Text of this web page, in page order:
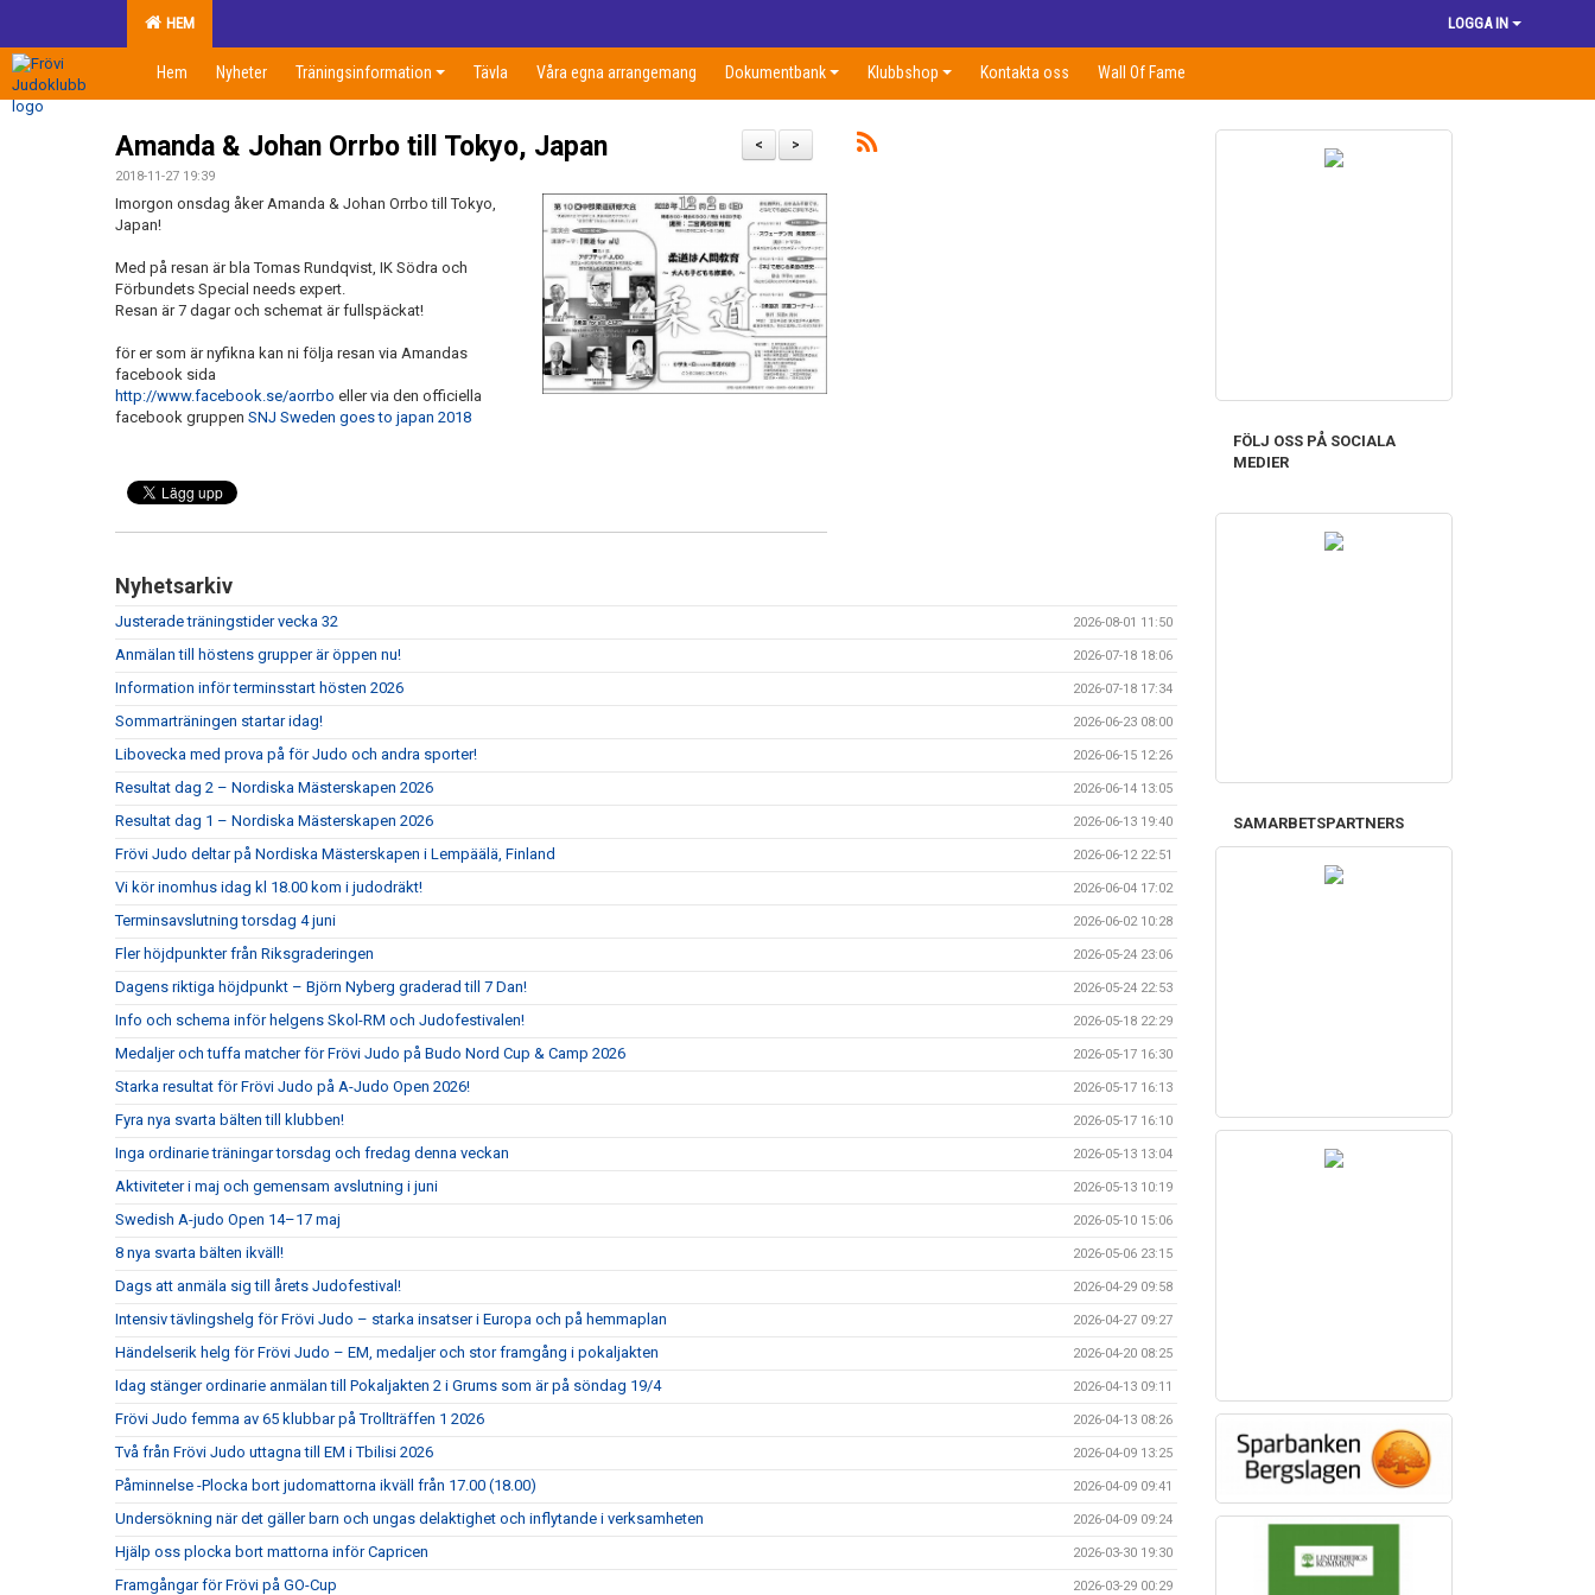
HEM LOGGA IN
Hem Nyheter Träningsinformation Tävla Våra egna arrangemang Dokumentbank Klubbshop Kontakta oss Wall Of Fame
>
<
Amanda & Johan Orrbo till Tokyo, Japan
2018-11-27 19:39
Imorgon onsdag åker Amanda & Johan Orrbo till Tokyo,
Japan!
Med på resan är bla Tomas Rundqvist, IK Södra och
Förbundets Special needs expert.
Resan är 7 dagar och schemat är fullspäckat!
för er som är nyfikna kan ni följa resan via Amandas
facebook sida
http://www.facebook.se/aorrbo eller via den officiella
facebook gruppen SNJ Sweden goes to japan 2018
Nyhetsarkiv
Justerade träningstider vecka 32 2026-08-01 11:50
Anmälan till höstens grupper är öppen nu! 2026-07-18 18:06
Information inför terminsstart hösten 2026 2026-07-18 17:34
Sommarträningen startar idag! 2026-06-23 08:00
Libovecka med prova på för Judo och andra sporter! 2026-06-15 12:26
Resultat dag 2 – Nordiska Mästerskapen 2026 2026-06-14 13:05
Resultat dag 1 – Nordiska Mästerskapen 2026 2026-06-13 19:40
Frövi Judo deltar på Nordiska Mästerskapen i Lempäälä, Finland 2026-06-12 22:51
Vi kör inomhus idag kl 18.00 kom i judodräkt! 2026-06-04 17:02
Terminsavslutning torsdag 4 juni 2026-06-02 10:28
Fler höjdpunkter från Riksgraderingen 2026-05-24 23:06
Dagens riktiga höjdpunkt – Björn Nyberg graderad till 7 Dan! 2026-05-24 22:53
Info och schema inför helgens Skol-RM och Judofestivalen! 2026-05-18 22:29
Medaljer och tuffa matcher för Frövi Judo på Budo Nord Cup & Camp 2026 2026-05-17 16:30
Starka resultat för Frövi Judo på A-Judo Open 2026! 2026-05-17 16:13
Fyra nya svarta bälten till klubben! 2026-05-17 16:10
Inga ordinarie träningar torsdag och fredag denna veckan 2026-05-13 13:04
Aktiviteter i maj och gemensam avslutning i juni 2026-05-13 10:19
Swedish A-judo Open 14–17 maj 2026-05-10 15:06
8 nya svarta bälten ikväll! 2026-05-06 23:15
Dags att anmäla sig till årets Judofestival! 2026-04-29 09:58
Intensiv tävlingshelg för Frövi Judo – starka insatser i Europa och på hemmaplan 2026-04-27 09:27
Händelserik helg för Frövi Judo – EM, medaljer och stor framgång i pokaljakten 2026-04-20 08:25
Idag stänger ordinarie anmälan till Pokaljakten 2 i Grums som är på söndag 19/4 2026-04-13 09:11
Frövi Judo femma av 65 klubbar på Trollträffen 1 2026 2026-04-13 08:26
Två från Frövi Judo uttagna till EM i Tbilisi 2026 2026-04-09 13:25
Påminnelse -Plocka bort judomattorna ikväll från 17.00 (18.00) 2026-04-09 09:41
Undersökning när det gäller barn och ungas delaktighet och inflytande i verksamheten 2026-04-09 09:24
Hjälp oss plocka bort mattorna inför Capricen 2026-03-30 19:30
Framgångar för Frövi på GO-Cup 2026-03-29 00:29
FÖLJ OSS PÅ SOCIALA
MEDIER
SAMARBETSPARTNERS